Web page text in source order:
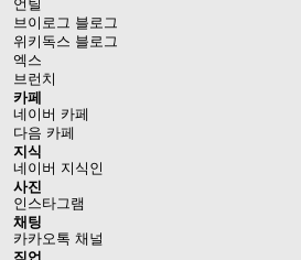
언틸
브이로그 블로그
위키독스 블로그
엑스
브런치
카페
네이버 카페
다음 카페
지식
네이버 지식인
사진
인스타그램
채팅
카카오톡 채널